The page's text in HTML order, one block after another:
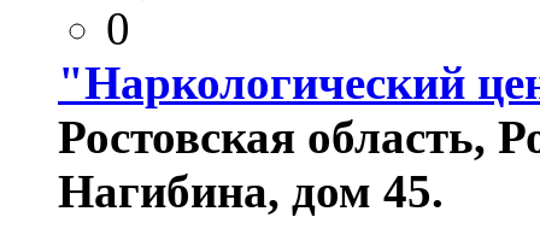
0
"Наркологический
Ростовская область,
Нагибина, дом 45.